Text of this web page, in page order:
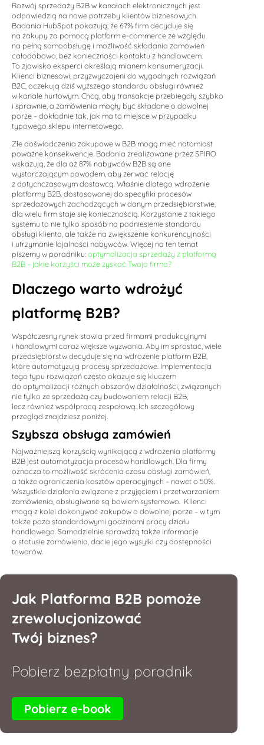
Rozwój sprzedaży B2B w kanałach elektronicznych jest
odpowiedzią na nowe potrzeby klientów biznesowych.
Badania HubSpot pokazują, że 67% firm decyduje się
na zakupy za pomocą platform e-commerce ze względu
na pełną samoobsługę i możliwość składania zamówień
całodobowo, bez konieczności kontaktu z handlowcem.
To zjawisko eksperci określają mianem konsumeryzacji.
Klienci biznesowi, przyzwyczajeni do wygodnych rozwiązań
B2C, oczekują dziś wyższego standardu obsługi również
w kanale hurtowym. Chcą, aby transakcje przebiegały szybko
i sprawnie, a zamówienia mogły być składane o dowolnej
porze – dokładnie tak, jak ma to miejsce w przypadku
typowego sklepu internetowego.
Złe doświadczenia zakupowe w B2B mogą mieć natomiast
poważne konsekwencje. Badania zrealizowane przez SPIRO
wskazują, że dla aż 87% nabywców B2B są one
wystarczającym powodem, aby zerwać relację
z dotychczasowym dostawcą. Właśnie dlatego wdrożenie
platformy B2B, dostosowanej do specyfiki procesów
sprzedażowych zachodzących w danym przedsiębiorstwie,
dla wielu firm staje się koniecznością. Korzystanie z takiego
systemu to nie tylko sposób na podniesienie standardu
obsługi klienta, ale także na zwiększenie konkurencyjności
i utrzymanie lojalności nabywców. Więcej na ten temat
piszemy w poradniku:optymalizacja sprzedaży z platformą
B2B – jakie korzyści może zyskać Twoja firma?
Dlaczego warto wdrożyć
platformę B2B?
Współczesny rynek stawia przed firmami produkcyjnymi
i handlowymi coraz większe wyzwania. Aby im sprostać, wiele
przedsiębiorstw decyduje się na wdrożenie platform B2B,
które automatyzują procesy sprzedażowe. Implementacja
tego typu rozwiązań często okazuje się kluczem
do optymalizacji różnych obszarów działalności, związanych
nie tylko ze sprzedażą czy budowaniem relacji B2B,
lecz również współpracą zespołową. Ich szczegółowy
przegląd znajdziesz poniżej.
Szybsza obsługa zamówień
Najważniejszą korzyścią wynikającą z wdrożenia platformy
B2B jest automatyzacja procesów handlowych. Dla firmy
oznacza to możliwość skrócenia czasu obsługi zamówień,
a także ograniczenia kosztów operacyjnych – nawet o 50%.
Wszystkie działania związane z przyjęciem i przetwarzaniem
zamówienia, obsługiwane są bowiem systemowo. Klienci
mogą z kolei dokonywać zakupów o dowolnej porze – w tym
także poza standardowymi godzinami pracy działu
handlowego. Samodzielnie sprawdzą także informacje
o statusie zamówienia, dacie jego wysyłki czy dostępności
towarów.
Jak Platforma B2B pomoże
zrewolucjonizować
Twój biznes?
Pobierz bezpłatny poradnik
Pobierz e-book